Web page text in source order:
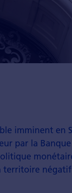
imminent en
par la
territoire